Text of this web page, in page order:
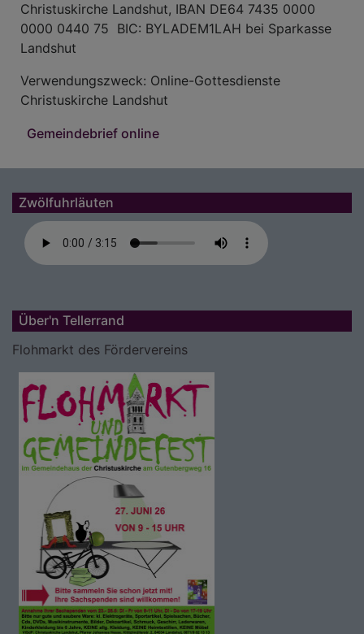
Christuskirche Landshut, IBAN DE64 7435 0000
0000 0440 75 BIC: BYLADEM1LAH bei Sparkasse
Landshut
Verwendungszweck: Online-Gottesdienste
Christuskirche Landshut
Gemeindebrief online
Zwölfuhrläuten
Über'n Tellerrand
Flohmarkt des Fördervereins